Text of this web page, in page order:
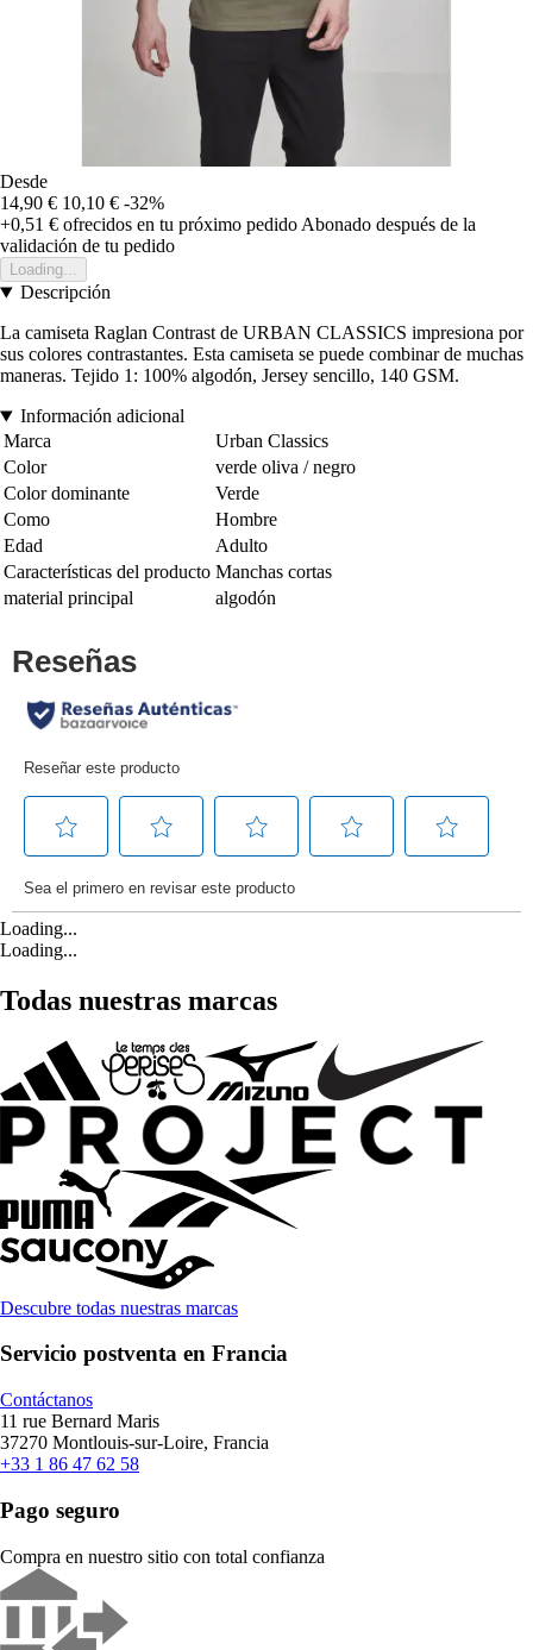
Desde
14,90 € 10,10 € -32%
+0,51 € ofrecidos en tu próximo pedido Abonado después de la
validación de tu pedido
Loading...
Descripción
La camiseta Raglan Contrast de URBAN CLASSICS impresiona por
sus colores contrastantes. Esta camiseta se puede combinar de muchas
maneras. Tejido 1: 100% algodón, Jersey sencillo, 140 GSM.
Información adicional
Marca
Urban Classics
Color
verde oliva / negro
Color dominante
Verde
Como
Hombre
Edad
Adulto
Características del producto Manchas cortas
material principal
algodón
Loading...
Loading...
Todas nuestras marcas
Descubre todas nuestras marcas
Servicio postventa en Francia
Contáctanos
11 rue Bernard Maris
37270 Montlouis-sur-Loire, Francia
+33 1 86 47 62 58
Pago seguro
Compra en nuestro sitio con total confianza